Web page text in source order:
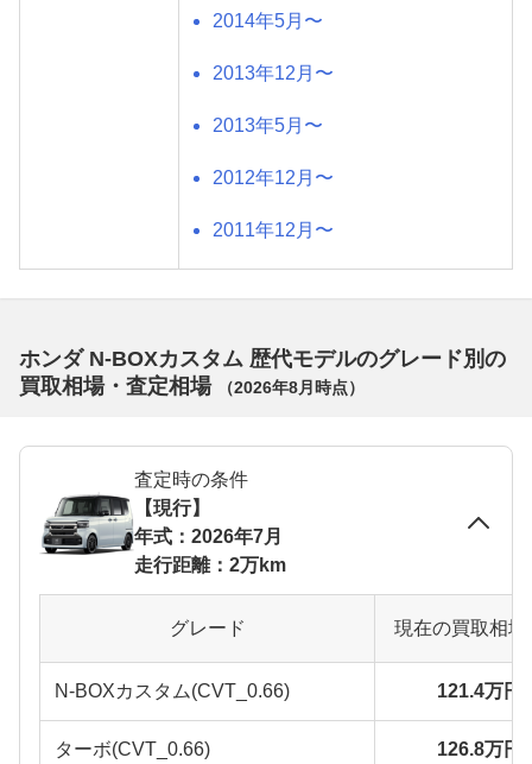
2014年5月〜
2013年12月〜
2013年5月〜
2012年12月〜
2011年12月〜
ホンダ N-BOXカスタム 歴代モデルのグレード別の
買取相場・査定相場
（2026年8月 時点）
査定時の条件
【現行】
年式：2026年7月
走行距離：2万km
グレード 現在の買取相
N-BOXカスタム(CVT_0.66) 121.4万円
ターボ(CVT_0.66) 126.8万円